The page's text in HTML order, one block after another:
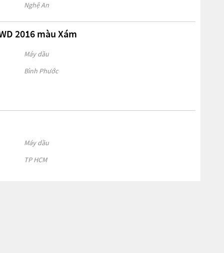
Nghệ An
2016 màu Xám
Máy dầu
Bình Phước
Máy dầu
TP HCM